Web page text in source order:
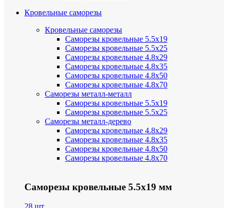
Кровельные саморезы
Кровельные саморезы
Саморезы кровельные 5.5х19
Саморезы кровельные 5.5х25
Саморезы кровельные 4.8х29
Саморезы кровельные 4.8х35
Саморезы кровельные 4.8х50
Саморезы кровельные 4.8х70
Саморезы металл-металл
Саморезы кровельные 5.5х19
Саморезы кровельные 5.5х25
Саморезы металл-дерево
Саморезы кровельные 4.8х29
Саморезы кровельные 4.8х35
Саморезы кровельные 4.8х50
Саморезы кровельные 4.8х70
Саморезы кровельные 5.5х19 мм